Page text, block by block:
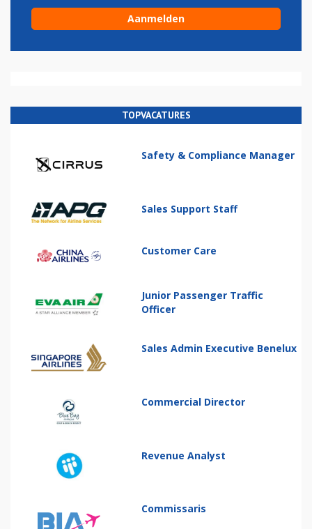
TOPVACATURES
Safety & Compliance Manager
Sales Support Staff
Customer Care
Junior Passenger Traffic
Officer
Sales Admin Executive Benelux
Commercial Director
Revenue Analyst
Commissaris